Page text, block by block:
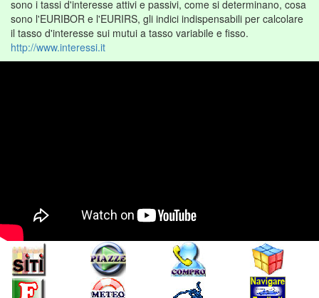
sono i tassi d'interesse attivi e passivi, come si determinano, cosa
sono l'EURIBOR e l'EURIRS, gli indici indispensabili per calcolare
il tasso d'interesse sui mutui a tasso variabile e fisso.
http://www.interessi.it